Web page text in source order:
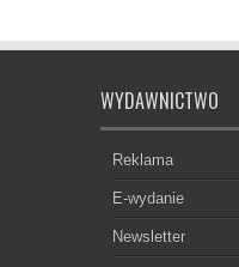
WYDAWNICTWO
Reklama
E-wydanie
Newsletter